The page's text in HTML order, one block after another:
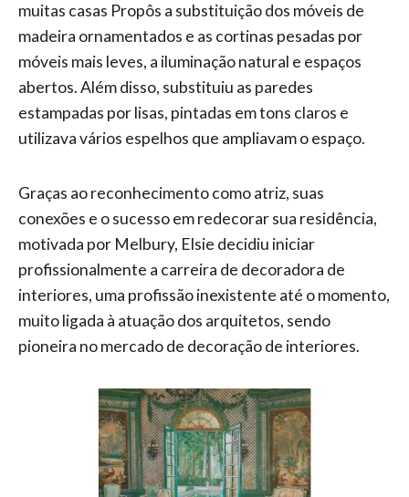
muitas casas Propôs a substituição dos móveis de
madeira ornamentados e as cortinas pesadas por
móveis mais leves, a iluminação natural e espaços
abertos. Além disso, substituiu as paredes
estampadas por lisas, pintadas em tons claros e
utilizava vários espelhos que ampliavam o espaço.
Graças ao reconhecimento como atriz, suas
conexões e o sucesso em redecorar sua residência,
motivada por Melbury, Elsie decidiu iniciar
profissionalmente a carreira de decoradora de
interiores, uma profissão inexistente até o momento,
muito ligada à atuação dos arquitetos, sendo
pioneira no mercado de decoração de interiores.